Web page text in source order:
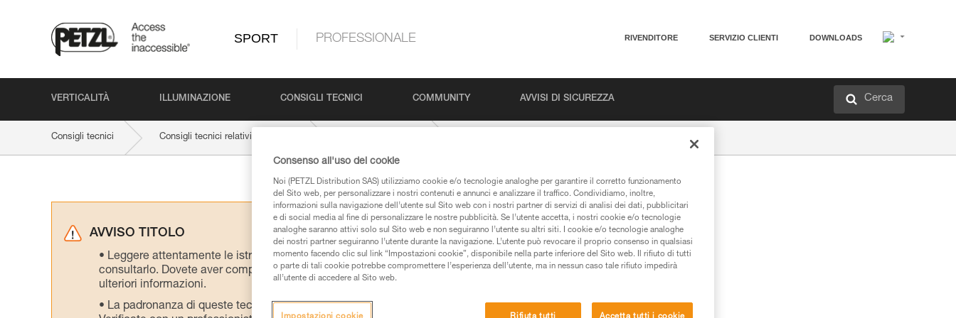
SPORT PROFESSIONALE RIVENDITORE SERVIZIO CLIENTI DOWNLOADS
VERTICALITÀ ILLUMINAZIONE CONSIGLI TECNICI COMMUNITY AVVISI DI SICUREZZA Cerca
Consigli tecnici Consigli tecnici relativi al prodotto
AVVISO TITOLO
Leggere attentamente le istruzioni tecniche dei prodotti utilizzati in questo consiglio prima di
consultarlo. Dovete aver compreso le informazioni dell’istruzione tecnica per poter capire queste
ulteriori informazioni.
La padronanza di queste tecniche richiede una formazione ed un addestramento specifico.
Consenso all'uso dei cookie
Noi (PETZL Distribution SAS) utilizziamo cookie e/o tecnologie analoghe per garantire il corretto funzionamento
del Sito web, per personalizzare i nostri contenuti e annunci e analizzare il traffico. Condividiamo, inoltre,
informazioni sulla navigazione dell’utente sul Sito web con i nostri partner di servizi di analisi dei dati, pubblicitari
e di social media al fine di personalizzare le nostre pubblicità. Se l’utente accetta, i nostri cookie e/o tecnologie
analoghe saranno attivi solo sul Sito web e non seguiranno l’utente su altri siti. I cookie e/o tecnologie analoghe
dei nostri partner seguiranno l’utente durante la navigazione. L’utente può revocare il proprio consenso in qualsiasi
momento facendo clic sul link “Impostazioni cookie”, disponibile nella parte inferiore del Sito web. Il rifiuto di tutti
o parte di tali cookie potrebbe compromettere l’esperienza dell’utente, ma in nessun caso tale rifiuto impedirà
all’utente di accedere al Sito web.